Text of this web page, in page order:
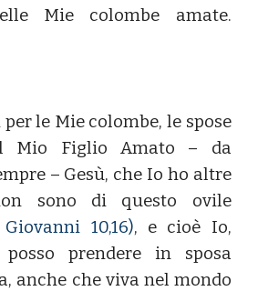
Mie colombe amate.
le Mie colombe, le spose
Mio Figlio Amato – da
– Gesù, che Io ho altre
sono di questo ovile
10,16), e cioè Io,
posso prendere in sposa
anche che viva nel mondo